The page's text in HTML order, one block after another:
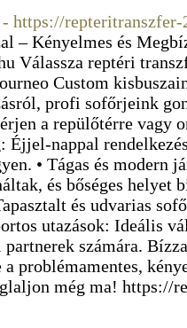
- https://repteritranszfer-
– Kényelmes és
Válassza reptéri
Custom
profi sofőrjeink
a repülőtérre vagy
Éjjel-nappal
• Tágas és modern
és bőséges helyet
és udvarias
utazások: Ideális
számára.
a problémamentes,
még ma! https://